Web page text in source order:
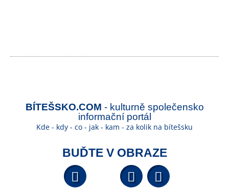
BÍTEŠSKO.COM - kulturně společensko
informační portál
Kde - kdy - co - jak - kam - za kolik na bítešsku
BUĎTE V OBRAZE
Facebook YouTube